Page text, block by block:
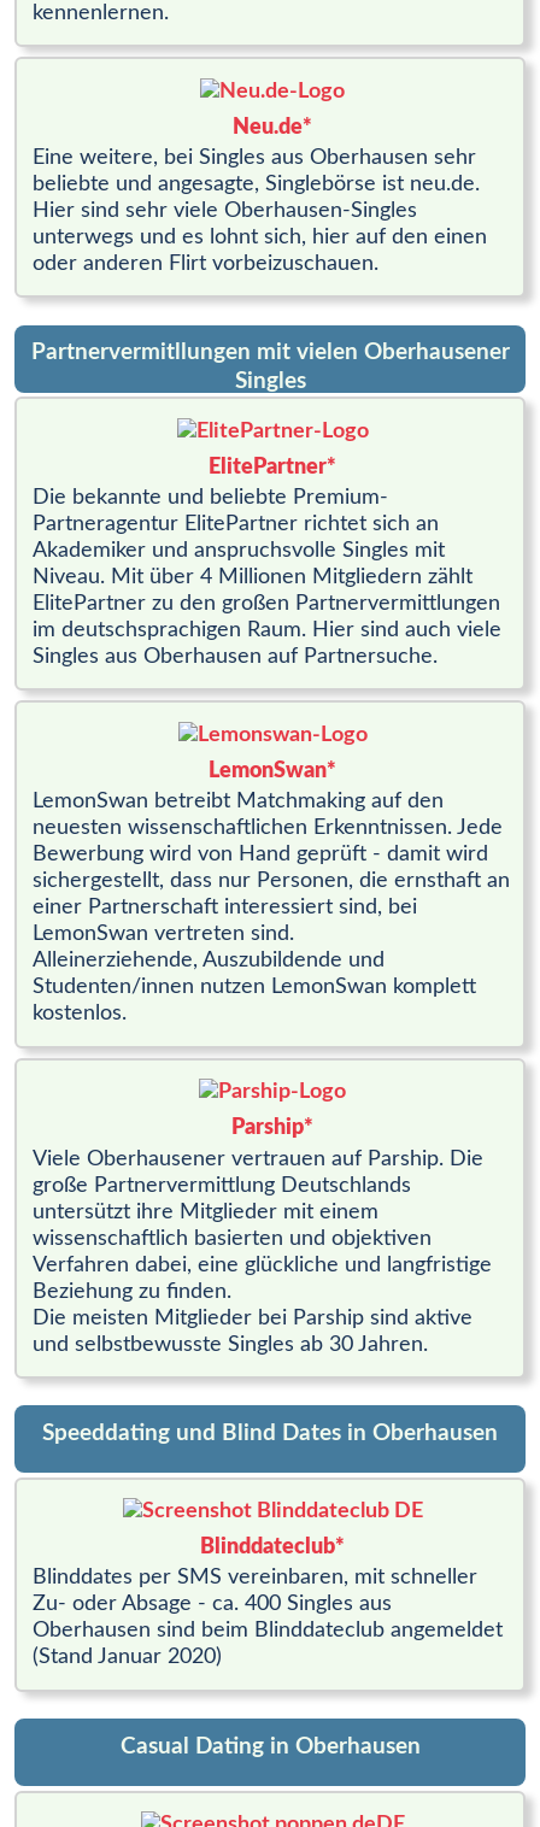
kennenlernen.
Neu.de*
Eine weitere, bei Singles aus Oberhausen sehr
beliebte und angesagte, Singlebörse ist neu.de.
Hier sind sehr viele Oberhausen-Singles
unterwegs und es lohnt sich, hier auf den einen
oder anderen Flirt vorbeizuschauen.
Partnervermitllungen mit vielen Oberhausener
Singles
ElitePartner*
Die bekannte und beliebte Premium-
Partneragentur ElitePartner richtet sich an
Akademiker und anspruchsvolle Singles mit
Niveau. Mit über 4 Millionen Mitgliedern zählt
ElitePartner zu den großen Partnervermittlungen
im deutschsprachigen Raum. Hier sind auch viele
Singles aus Oberhausen auf Partnersuche.
LemonSwan*
LemonSwan betreibt Matchmaking auf den
neuesten wissenschaftlichen Erkenntnissen. Jede
Bewerbung wird von Hand geprüft - damit wird
sichergestellt, dass nur Personen, die ernsthaft an
einer Partnerschaft interessiert sind, bei
LemonSwan vertreten sind.
Alleinerziehende, Auszubildende und
Studenten/innen nutzen LemonSwan komplett
kostenlos.
Parship*
Viele Oberhausener vertrauen auf Parship. Die
große Partnervermittlung Deutschlands
untersützt ihre Mitglieder mit einem
wissenschaftlich basierten und objektiven
Verfahren dabei, eine glückliche und langfristige
Beziehung zu finden.
Die meisten Mitglieder bei Parship sind aktive
und selbstbewusste Singles ab 30 Jahren.
Speeddating und Blind Dates in Oberhausen
Blinddateclub*
Blinddates per SMS vereinbaren, mit schneller
Zu- oder Absage - ca. 400 Singles aus
Oberhausen sind beim Blinddateclub angemeldet
(Stand Januar 2020)
Casual Dating in Oberhausen